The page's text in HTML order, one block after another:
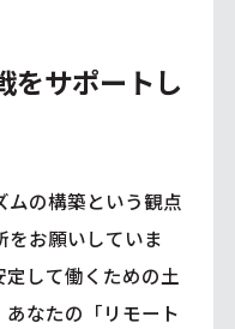
をサポートし
ムの構築という観点
をお願いしていま
して働くための土
なたの「リモート